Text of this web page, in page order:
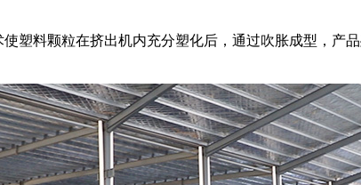
塑料颗粒在挤出机内充分塑化后，通过吹胀成型，产